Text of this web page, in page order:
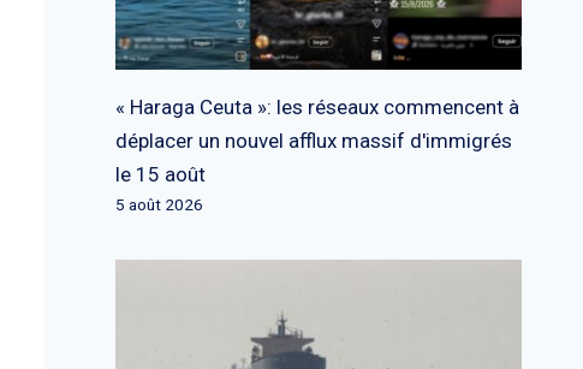
« Haraga Ceuta »: les réseaux commencent à
déplacer un nouvel afflux massif d'immigrés
le 15 août
5 août 2026